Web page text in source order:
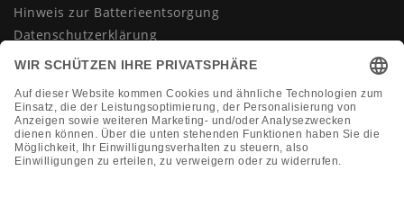
Hinweis zur Batterieentsorgung
Datenschutzerklärung
AGB
Vertrag widerrufen
KONTAKT